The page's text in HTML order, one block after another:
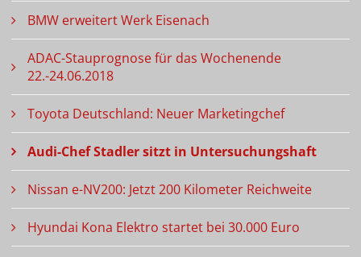
BMW erweitert Werk Eisenach
ADAC-Stauprognose für das Wochenende
22.-24.06.2018
Toyota Deutschland: Neuer Marketingchef
Audi-Chef Stadler sitzt in Untersuchungshaft
Nissan e-NV200: Jetzt 200 Kilometer Reichweite
Hyundai Kona Elektro startet bei 30.000 Euro